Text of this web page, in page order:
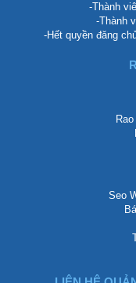
-Thành
-Thành
-Hết quyền đăng
Seo